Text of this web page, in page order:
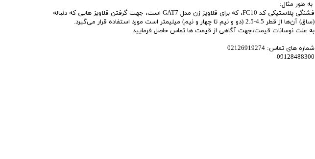
به طور مثال:
فشنگی پلاستیکی کد FC10، که برای قلاویز زن مدل GAT7 است، جهت گرفتن قلاویز هایی که دنباله
(ساق) آن‌ها از قطر 4.5-2.5 (دو و نیم تا چهار و نیم) میلیمتر است مورد استفاده قرار می‌گیرد.
به علت نوسانات قیمت،جهت آگاهی از قیمت ها تماس حاصل فرمایید.
شماره های تماس: 02126919274
09128488300